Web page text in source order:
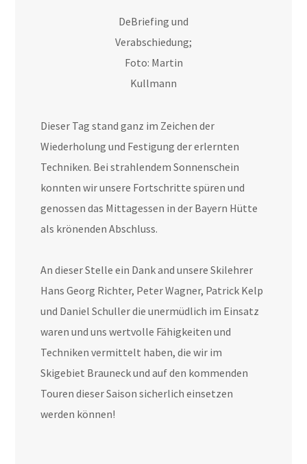
DeBriefing und
Verabschiedung;
Foto: Martin
Kullmann
Dieser Tag stand ganz im Zeichen der
Wiederholung und Festigung der erlernten
Techniken. Bei strahlendem Sonnenschein
konnten wir unsere Fortschritte spüren und
genossen das Mittagessen in der Bayern Hütte
als krönenden Abschluss.
An dieser Stelle ein Dank and unsere Skilehrer
Hans Georg Richter, Peter Wagner, Patrick Kelp
und Daniel Schuller die unermüdlich im Einsatz
waren und uns wertvolle Fähigkeiten und
Techniken vermittelt haben, die wir im
Skigebiet Brauneck und auf den kommenden
Touren dieser Saison sicherlich einsetzen
werden können!